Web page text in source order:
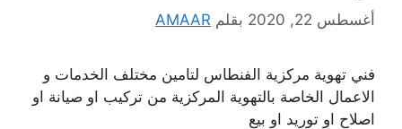
أغسطس 22, 2020 بقلم AMAAR
فني تهوية مركزية الفنطاس لتامين مختلف الخدمات و
الاعمال الخاصة بالتهوية المركزية من تركيب او صيانة او
اصلاح او توريد او بيع